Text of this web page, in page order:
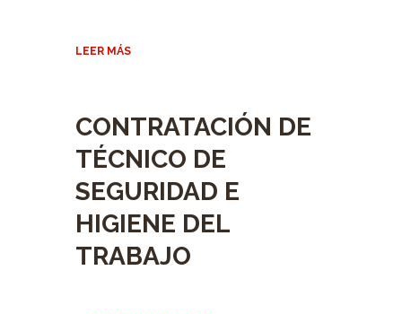
LEER MÁS
CONTRATACIÓN DE
TÉCNICO DE
SEGURIDAD E
HIGIENE DEL
TRABAJO